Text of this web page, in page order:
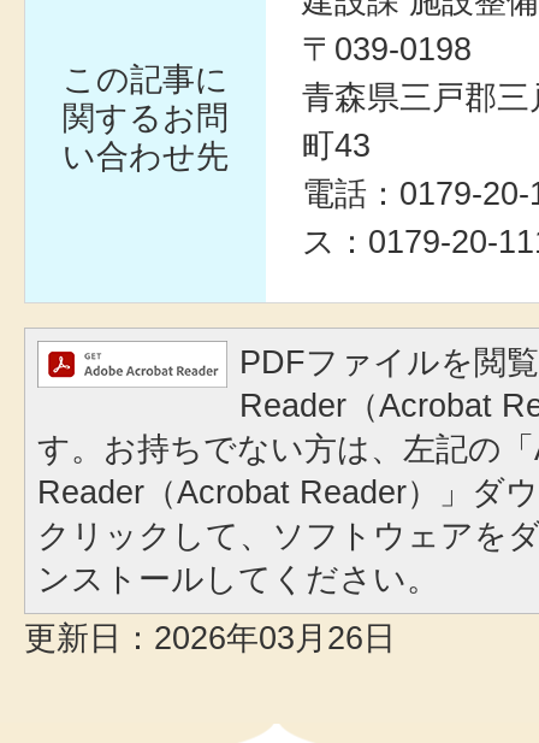
この記事に
関するお問
い合わせ先
〒039-0198
青森県三戸郡
町43
電話：0179-
ス：0179-20-
PDFファイルを閲
Reader（Acrobat
す。お持ちでない方は、左記の
Reader（Acrobat Reader）」ダ
クリックして、ソフトウェアを
ンストールしてください。
更新日：2026年03月26日